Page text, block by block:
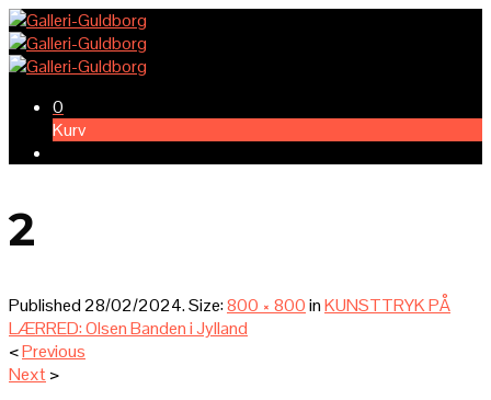
0
Kurv
2
Published28/02/2024. Size:800 × 800inKUNSTTRYK PÅ
LÆRRED: Olsen Banden i Jylland
<Previous
Next>